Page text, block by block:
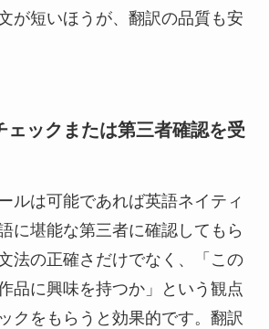
が短いほうが、翻訳の品質も安
ェックまたは第三者確認を受
ルは可能であれば英語ネイティ
に堪能な第三者に確認してもら
法の正確さだけでなく、「この
品に興味を持つか」という観点
クをもらうと効果的です。翻訳